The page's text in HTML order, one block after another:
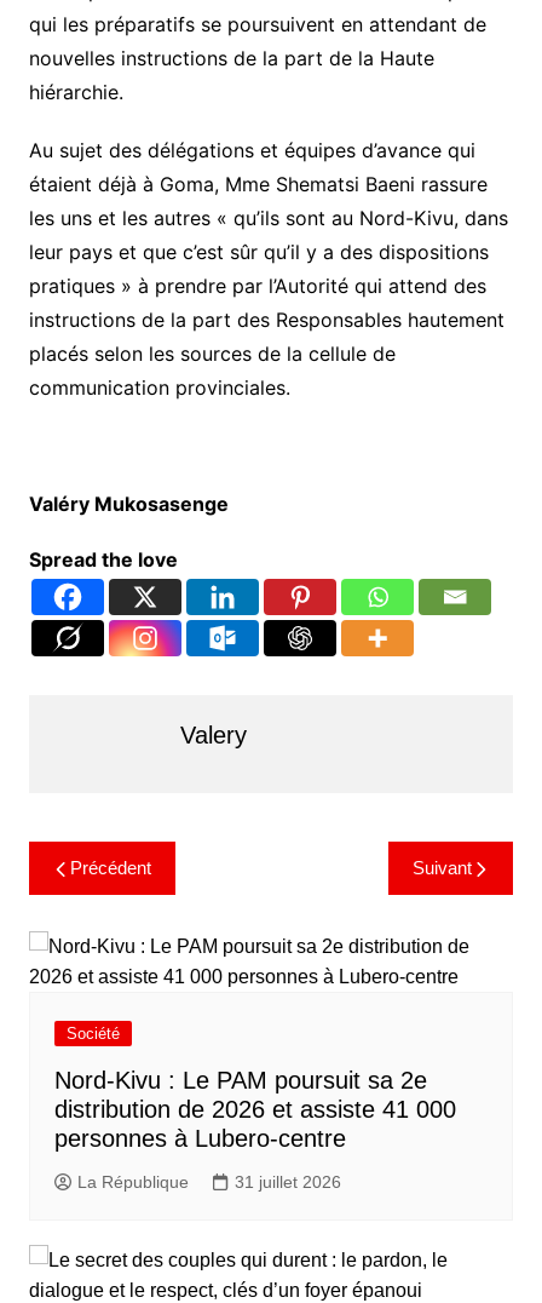
qui les préparatifs se poursuivent en attendant de
nouvelles instructions de la part de la Haute
hiérarchie.
Au sujet des délégations et équipes d’avance qui
étaient déjà à Goma, Mme Shematsi Baeni rassure
les uns et les autres « qu’ils sont au Nord-Kivu, dans
leur pays et que c’est sûr qu’il y a des dispositions
pratiques » à prendre par l’Autorité qui attend des
instructions de la part des Responsables hautement
placés selon les sources de la cellule de
communication provinciales.
Valéry Mukosasenge
Spread the love
Valery
Précédent Suivant
Société
Nord-Kivu : Le PAM poursuit sa 2e
distribution de 2026 et assiste 41 000
personnes à Lubero-centre
La République 31 juillet 2026